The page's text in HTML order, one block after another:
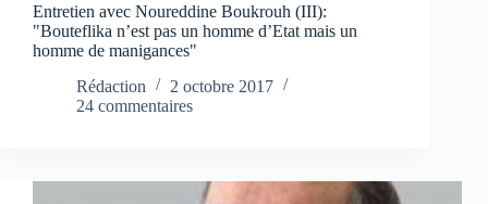
Entretien avec Noureddine Boukrouh (III):
"Bouteflika n’est pas un homme d’Etat mais un
homme de manigances"
Rédaction
2 octobre 2017
24 commentaires